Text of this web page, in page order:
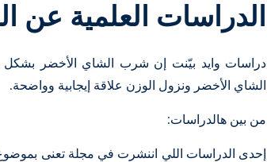
الدراسات العلمية عن
دراسات وايد بيّنت إن شرب الشاي الأخضر بشكل
الشاي الأخضر ونزول الوزن علاقة إيجابية وواضحة.
من بين هالدراسات:
إحدى الدراسات اللي اننشرت في مجلة تعنى